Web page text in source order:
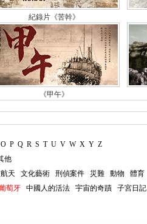
紀錄片《苦幹》
《甲午》
O P Q R S T U V W X Y Z
他
天
文化藝術 刑偵案件 災難 動物 體育
萄牙
中國人的活法 宇宙的奇蹟 子宮日記